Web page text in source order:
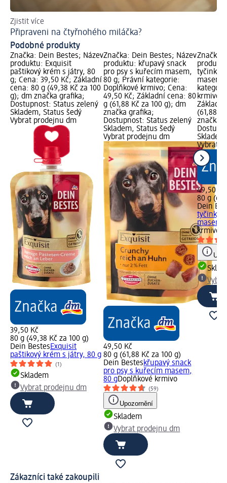
Zjistit více
Připraveni na čtyřnohého miláčka?
Podobné produkty
Značka: Dein Bestes; Název
produktu: Exquisit
paštikový krém s játry, 80
g; Cena: 39,50 Kč; Základní
cena: 80 g (49,38 Kč za 100
g); dm značka grafika;
Dostupnost: Status zelený
Skladem, Status šedý
Vybrat prodejnu dm
39,50 Kč
80 g (49,38 Kč za 100 g)
Dein BestesExquisit
paštikový krém s játry, 80 g
(1)
Skladem
Vybrat prodejnu dm
Značka: Dein Bestes; Název
produktu: křupavý snack
pro psy s kuřecím masem,
80 g; Právní kategorie:
Doplňkové krmivo; Cena:
49,50 Kč; Základní cena: 80
g (61,88 Kč za 100 g); dm
značka grafika;
Dostupnost: Status zelený
Skladem, Status šedý
Vybrat prodejnu dm
49,50 Kč
80 g (61,88 Kč za 100 g)
Dein Besteskřupavý snack
pro psy s kuřecím masem,
80 gDoplňkové krmivo
(59)
Upozornění
Skladem
Vybrat prodejnu dm
Značka:
tyčinky
masem,
krmivo;
(61,88
značka
Vybrat
49,50 Kč
80 g
Dein
tyčinky
masem,
krmivo
Zákazníci také zakoupili